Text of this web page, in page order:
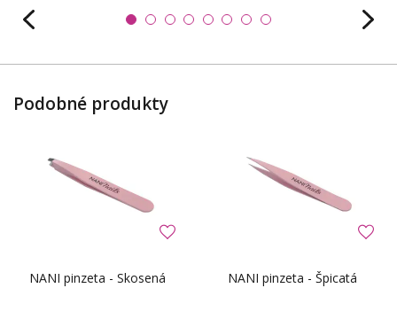
Podobné produkty
NANI pinzeta - Skosená NANI pinzeta - Špicatá